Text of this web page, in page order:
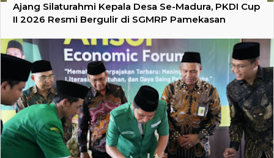
Ajang Silaturahmi Kepala Desa Se-Madura, PKDI Cup
II 2026 Resmi Bergulir di SGMRP Pamekasan